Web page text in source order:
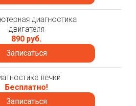
диагностика
двигателя
890 руб.
Записаться
печки
Бесплатно!
Записаться